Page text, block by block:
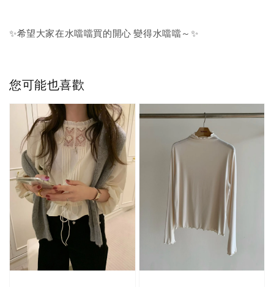
✨希望大家在水噹噹買的開心 變得水噹噹～✨
您可能也喜歡